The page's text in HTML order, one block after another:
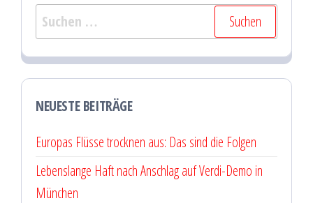
Suchen
nach:
NEUESTE BEITRÄGE
Europas Flüsse trocknen aus: Das sind die Folgen
Lebenslange Haft nach Anschlag auf Verdi-Demo in
München